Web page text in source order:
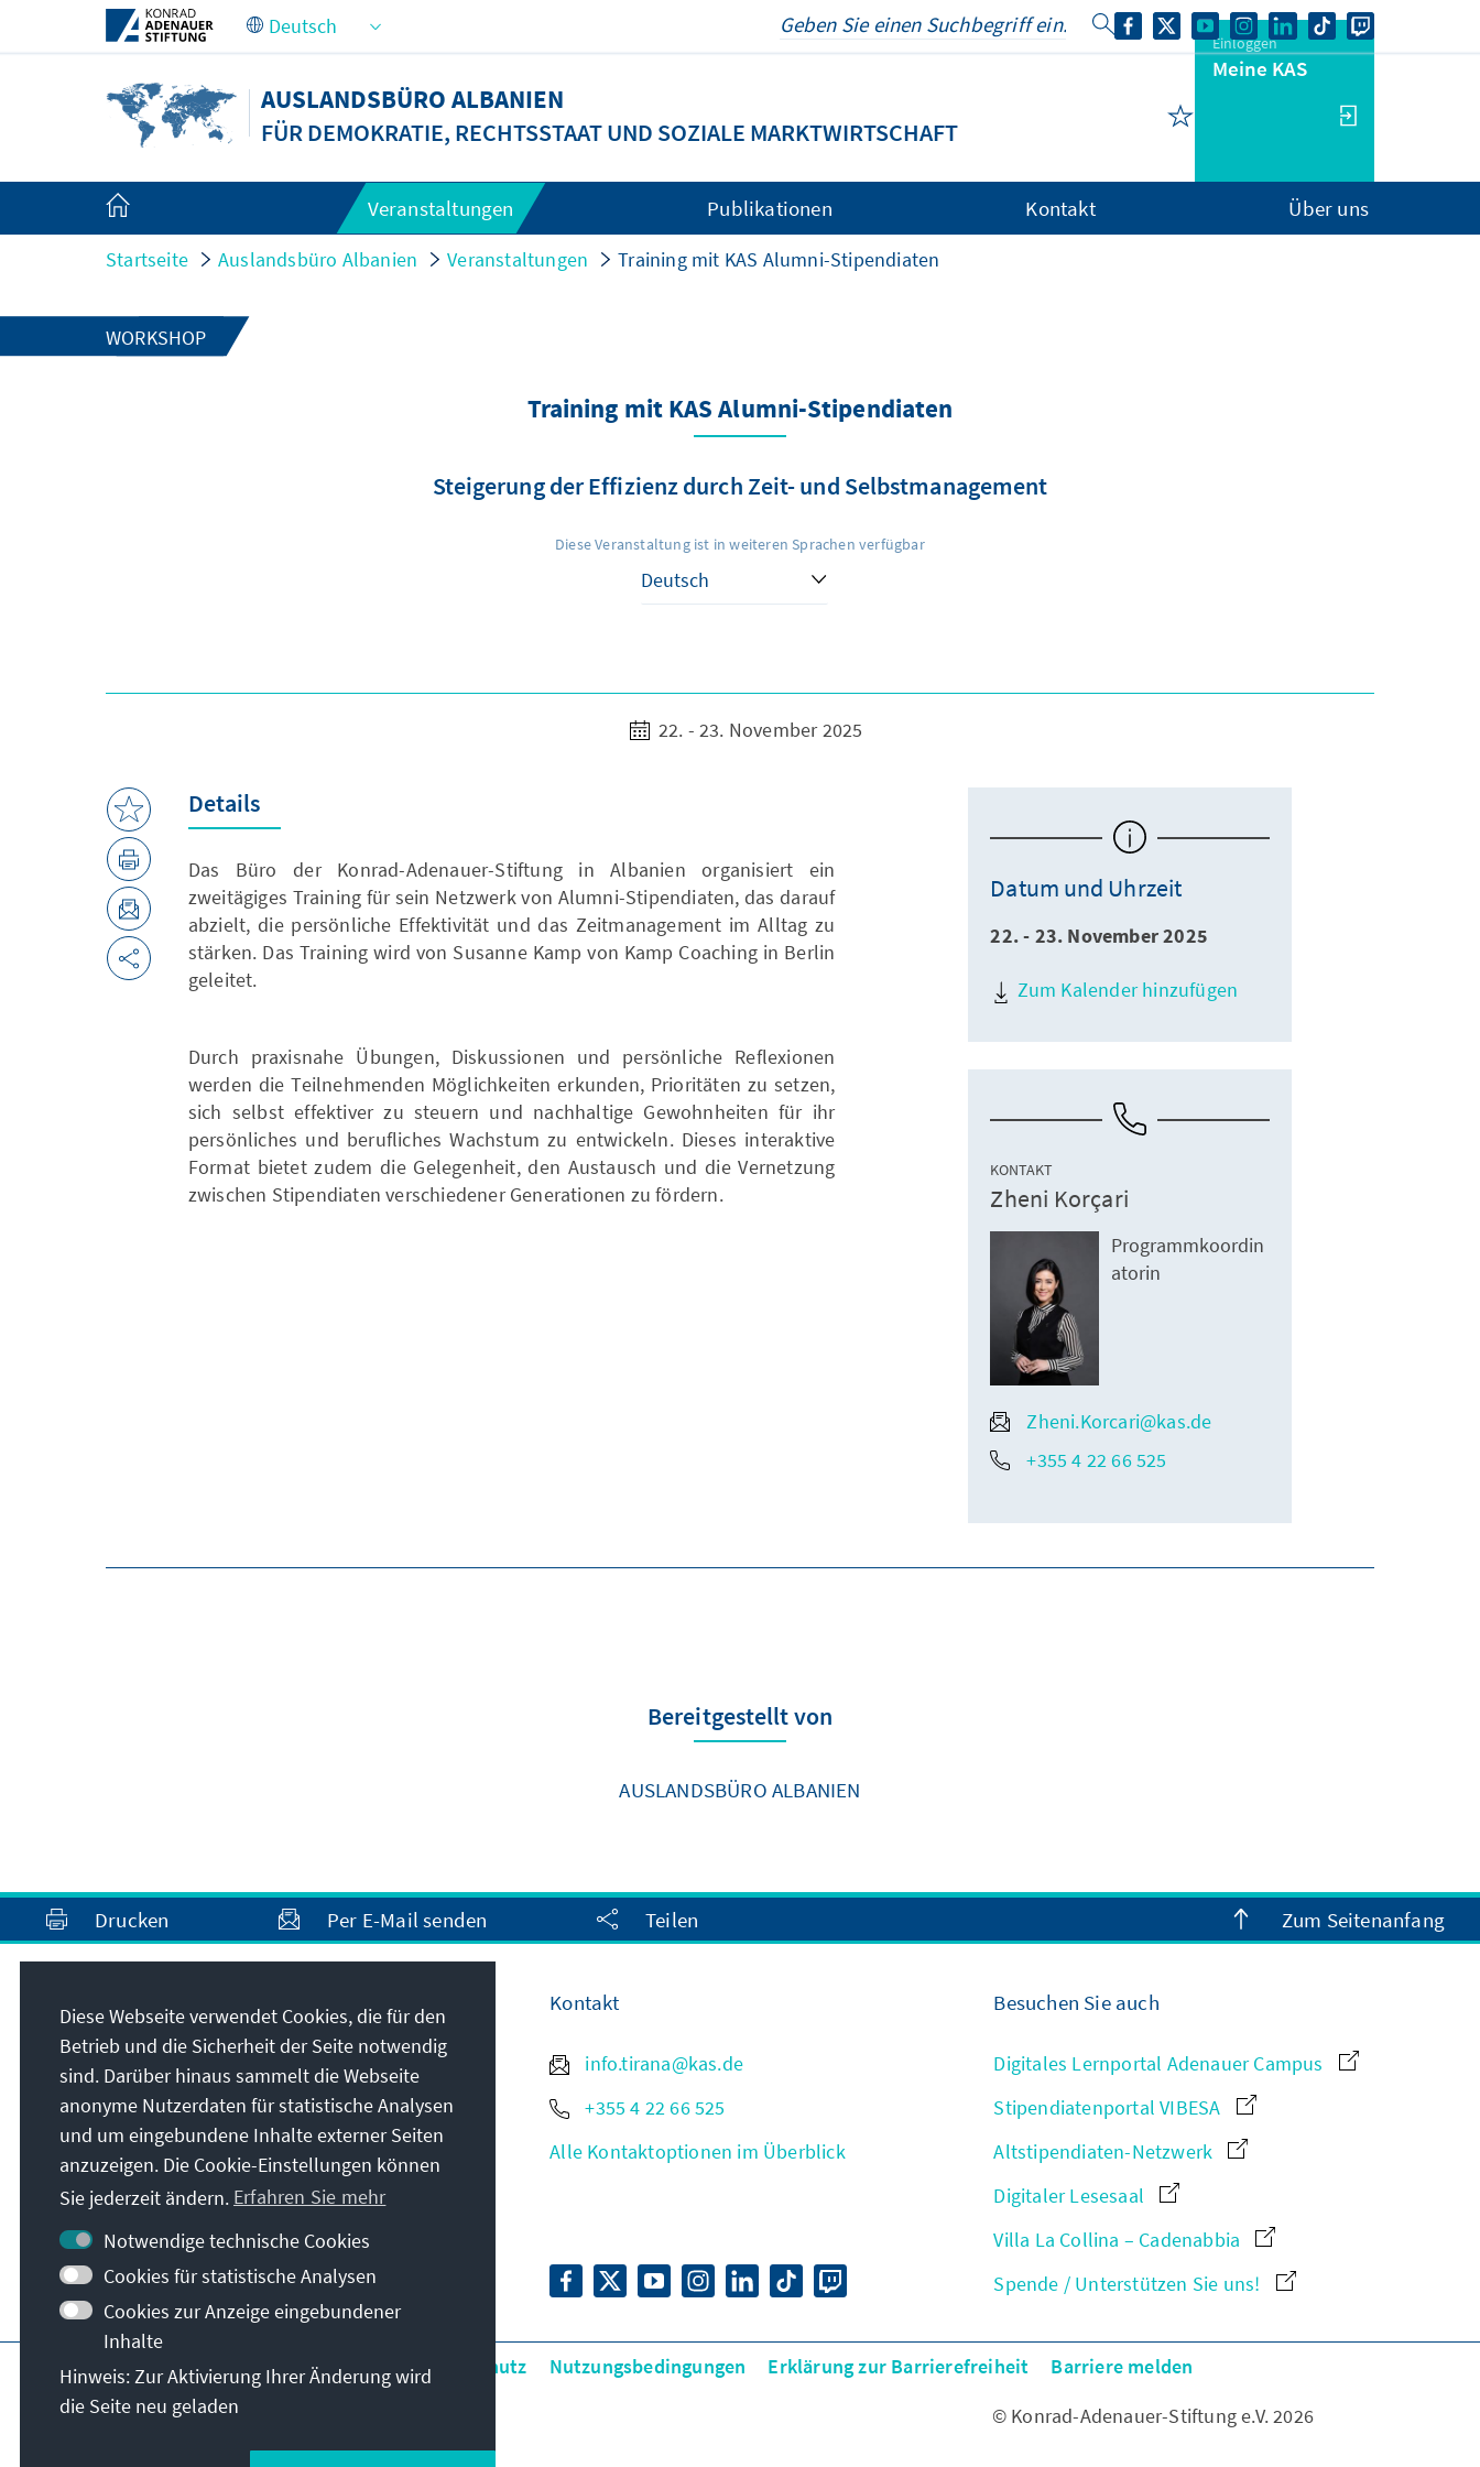
Zum Hauptinhalt springen
AUSLANDSBÜRO ALBANIEN
FÜR DEMOKRATIE, RECHTSSTAAT UND SOZIALE MARKTWIRTSCHAFT
Einloggen
Meine KAS
Veranstaltungen Publikationen Kontakt Über uns
Startseite Auslandsbüro Albanien Veranstaltungen Training mit KAS Alumni-Stipendiaten
WORKSHOP
Training mit KAS Alumni-Stipendiaten
Steigerung der Effizienz durch Zeit- und Selbstmanagement
Diese Veranstaltung ist in weiteren Sprachen verfügbar
22. - 23. November 2025
Details
Das Büro der Konrad-Adenauer-Stiftung in Albanien organisiert ein
zweitägiges Training für sein Netzwerk von Alumni-Stipendiaten, das darauf
abzielt, die persönliche Effektivität und das Zeitmanagement im Alltag zu
stärken. Das Training wird von Susanne Kamp von Kamp Coaching in Berlin
geleitet.
Durch praxisnahe Übungen, Diskussionen und persönliche Reflexionen
werden die Teilnehmenden Möglichkeiten erkunden, Prioritäten zu setzen,
sich selbst effektiver zu steuern und nachhaltige Gewohnheiten für ihr
persönliches und berufliches Wachstum zu entwickeln. Dieses interaktive
Format bietet zudem die Gelegenheit, den Austausch und die Vernetzung
zwischen Stipendiaten verschiedener Generationen zu fördern.
Datum und Uhrzeit
22. - 23. November 2025
Zum Kalender hinzufügen
KONTAKT
Zheni Korçari
Programmkoordin
atorin
Zheni.Korcari@kas.de
+355 4 22 66 525
Bereitgestellt von
AUSLANDSBÜRO ALBANIEN
Drucken Per E-Mail senden Teilen Zum Seitenanfang
Anschrift
Konrad-Adenauer-Stiftung e.V.
Auslandsbüro Albanien
Blv. "Dëshmorët e Kombit", Zwillingsturm 1,
11. Stockwerk, Office A3
Tirana
Albanien
Kontakt
info.tirana@kas.de
+355 4 22 66 525
Alle Kontaktoptionen im Überblick
Besuchen Sie auch
Digitales Lernportal Adenauer Campus
Stipendiatenportal VIBESA
Altstipendiaten-Netzwerk
Digitaler Lesesaal
Villa La Collina – Cadenabbia
Spende / Unterstützen Sie uns!
Hauptseite der KAS Impressum Datenschutz Nutzungsbedingungen Erklärung zur Barrierefreiheit
Barriere melden
© Konrad-Adenauer-Stiftung e.V. 2026
Diese Webseite verwendet Cookies, die für den
Betrieb und die Sicherheit der Seite notwendig
sind. Darüber hinaus sammelt die Webseite
anonyme Nutzerdaten für statistische Analysen
und um eingebundene Inhalte externer Seiten
anzuzeigen. Die Cookie-Einstellungen können
Sie jederzeit ändern. Erfahren Sie mehr
Notwendige technische Cookies
Cookies für statistische Analysen
Cookies zur Anzeige eingebundener
Inhalte
Hinweis: Zur Aktivierung Ihrer Änderung wird
die Seite neu geladen